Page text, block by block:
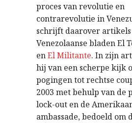
proces van revolutie en
contrarevolutie in
schrijft daarover artikels
Venezolaanse bladen El
enEl Militante. In zijn
hij van een scherpe kijk
pogingen tot rechtse
2003 met behulp van de
lock-out en de
ambassade, bedoeld om